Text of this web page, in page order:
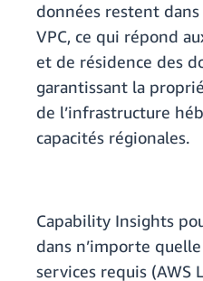
données restent
VPC, ce qui répond
et de résidence des
garantissant la
de l’infrastructure
capacités régionales.
Capability Insights
dans n’importe
services requis (AWS